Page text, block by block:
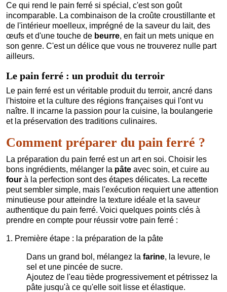
Ce qui rend le pain ferré si spécial, c'est son goût
incomparable. La combinaison de la croûte croustillante et
de l'intérieur moelleux, imprégné de la saveur du lait, des
œufs et d'une touche de beurre, en fait un mets unique en
son genre. C'est un délice que vous ne trouverez nulle part
ailleurs.
Le pain ferré : un produit du terroir
Le pain ferré est un véritable produit du terroir, ancré dans
l'histoire et la culture des régions françaises qui l'ont vu
naître. Il incarne la passion pour la cuisine, la boulangerie
et la préservation des traditions culinaires.
Comment préparer du pain ferré ?
La préparation du pain ferré est un art en soi. Choisir les
bons ingrédients, mélanger la pâte avec soin, et cuire au
four à la perfection sont des étapes délicates. La recette
peut sembler simple, mais l'exécution requiert une attention
minutieuse pour atteindre la texture idéale et la saveur
authentique du pain ferré. Voici quelques points clés à
prendre en compte pour réussir votre pain ferré :
1. Première étape : la préparation de la pâte
Dans un grand bol, mélangez la farine, la levure, le
sel et une pincée de sucre.
Ajoutez de l'eau tiède progressivement et pétrissez la
pâte jusqu'à ce qu'elle soit lisse et élastique.